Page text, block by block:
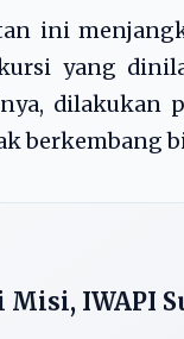
ini
yang
dilakukan
berkembang
Misi, IWAPI